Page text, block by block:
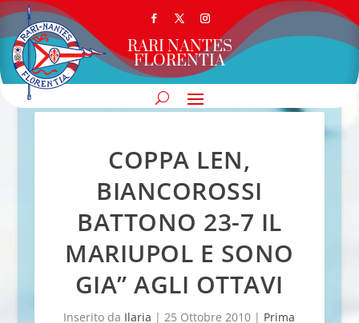
RARI NANTES
FLORENTIA
COPPA LEN,
BIANCOROSSI
BATTONO 23-7 IL
MARIUPOL E SONO
GIA” AGLI OTTAVI
Inserito da Ilaria |25 Ottobre 2010 | Prima